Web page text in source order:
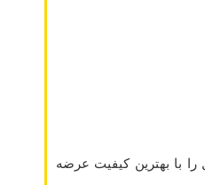
با بهترین کیفیت عرضه